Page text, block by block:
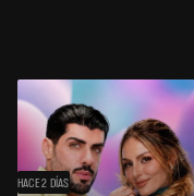
HACE 2 DÍAS